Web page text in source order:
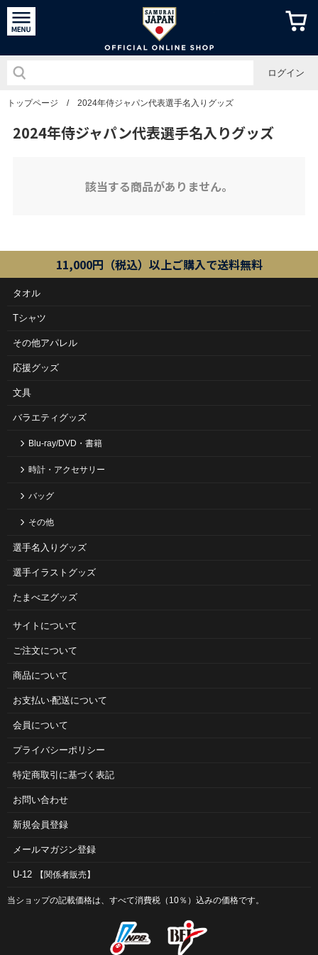
侍ジャパ
ログイン
トップページ / 2024年侍ジャパン代表選手名入りグッズ
2024年侍ジャパン代表選手名入りグッズ
該当する商品がありません。
11,000円（税込）以上ご購入で送料無料
タオル
Tシャツ
その他アパレル
応援グッズ
文具
バラエティグッズ
Blu-ray/DVD・書籍
時計・アクセサリー
バッグ
その他
選手名入りグッズ
選手イラストグッズ
たまべヱグッズ
サイトについて
ご注⽂について
商品について
お⽀払い‧配送について
会員について
プライバシーポリシー
特定商取引に基づく表記
お問い合わせ
新規会員登録
メールマガジン登録
U-12 【関係者販売】
当ショップの記載価格は、すべて消費税（10％）込みの価格です。